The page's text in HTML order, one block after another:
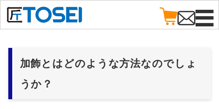
加飾とはどのような方法なのでしょ
うか？